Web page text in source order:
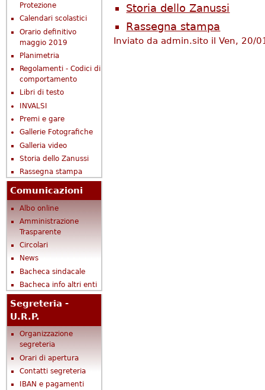
Storia dello Zanussi
Rassegna stampa
Inviato da admin.sito il Ven, 20/
Protezione
Calendari scolastici
Orario definitivo
maggio 2019
Planimetria
Regolamenti - Codici di
comportamento
Libri di testo
INVALSI
Premi e gare
Gallerie Fotografiche
Galleria video
Storia dello Zanussi
Rassegna stampa
Comunicazioni
Albo online
Amministrazione
Trasparente
Circolari
News
Bacheca sindacale
Bacheca info altri enti
Segreteria -
U.R.P.
Organizzazione
segreteria
Orari di apertura
Contatti segreteria
IBAN e pagamenti